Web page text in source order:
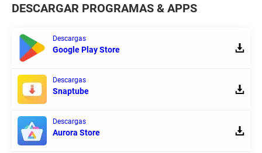
DESCARGAR PROGRAMAS & APPS
Descargas
Google Play Store
Descargas
Snaptube
Descargas
Aurora Store